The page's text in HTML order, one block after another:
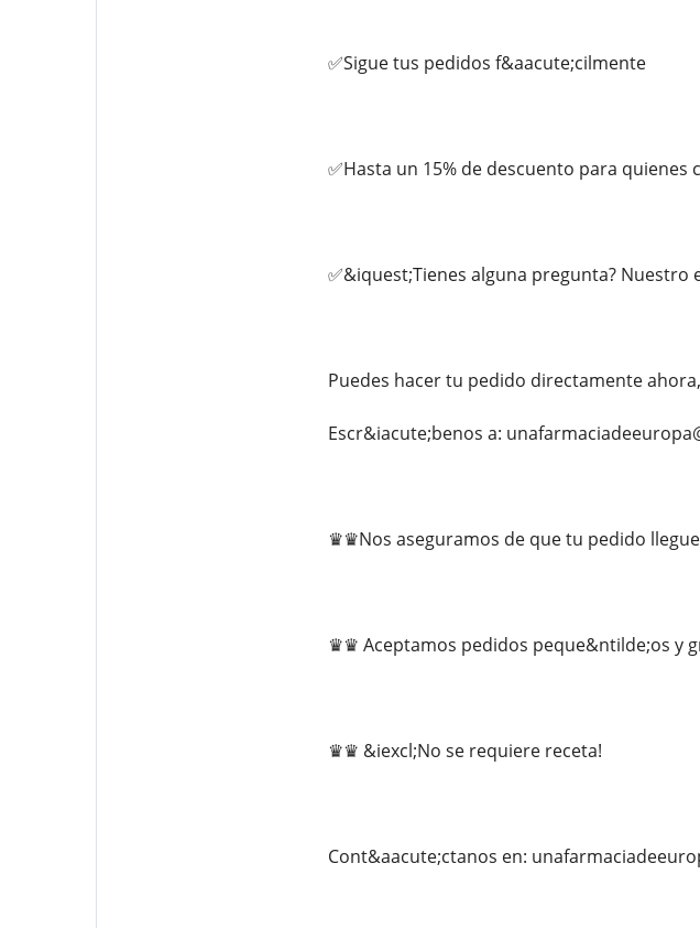
✅Sigue tus pedidos f&aacute;cilmente
✅Hasta un 15% de descuento para
✅&iquest;Tienes alguna pregunta?
Puedes hacer tu pedido directamente
Escr&iacute;benos a:
♛♛Nos aseguramos de que tu pedido
♛♛ Aceptamos pedidos peque&ntilde;os y
♛♛ &iexcl;No se requiere receta!
Cont&aacute;ctanos en: